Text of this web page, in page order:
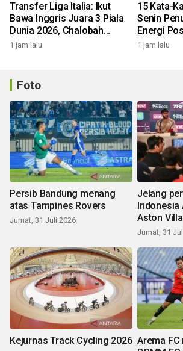
Transfer Liga Italia: Ikut
Bawa Inggris Juara 3 Piala
Dunia 2026, Chalobah
Resmi Gabung Como 1907
1 jam lalu
15 Kata-
Senin
Energi
1 jam lalu
Foto
Persib Bandung menang
atas Tampines Rovers
Jumat, 31 Juli 2026
Jelang
Indonesia
Aston Villa
Jumat, 31
Kejurnas Track Cycling 2026 Arema